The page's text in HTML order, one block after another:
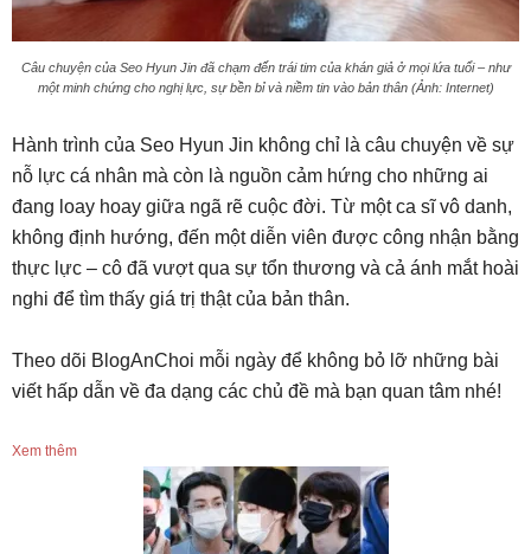
Câu chuyện của Seo Hyun Jin đã chạm đến trái tim của khán giả ở mọi lứa tuổi – như
một minh chứng cho nghị lực, sự bền bỉ và niềm tin vào bản thân (Ảnh: Internet)
Hành trình của Seo Hyun Jin không chỉ là câu chuyện về sự
nỗ lực cá nhân mà còn là nguồn cảm hứng cho những ai
đang loay hoay giữa ngã rẽ cuộc đời. Từ một ca sĩ vô danh,
không định hướng, đến một diễn viên được công nhận bằng
thực lực – cô đã vượt qua sự tổn thương và cả ánh mắt hoài
nghi để tìm thấy giá trị thật của bản thân.
Theo dõi BlogAnChoi mỗi ngày để không bỏ lỡ những bài
viết hấp dẫn về đa dạng các chủ đề mà bạn quan tâm nhé!
Xem thêm